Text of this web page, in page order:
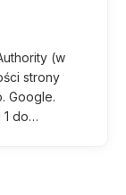
(w
strony
Google.
1 do…